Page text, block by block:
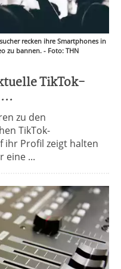
recken ihre Smartphones in
zu bannen. - Foto: THN
TikTok-
zu den
TikTok-
ihr Profil zeigt halten
eine ...